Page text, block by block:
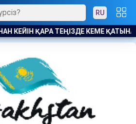
RU
ӘДІЛДІК ПЕН ЖАУАПКЕРШІЛІК